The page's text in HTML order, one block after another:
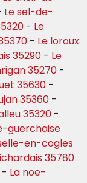
Le sel-de-
- Le
- Le loroux
35290 - Le
35270 -
35630 -
35360 -
35320 -
guerchaise
en-cogles
35780
- La noe-